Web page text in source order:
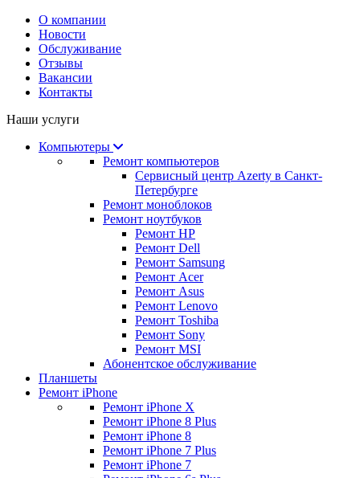
О компании
Новости
Обслуживание
Отзывы
Вакансии
Контакты
Наши услуги
Компьютеры
Ремонт компьютеров
Сервисный центр Azerty в Санкт-
Петербурге
Ремонт моноблоков
Ремонт ноутбуков
Ремонт HP
Ремонт Dell
Ремонт Samsung
Ремонт Acer
Ремонт Asus
Ремонт Lenovo
Ремонт Toshiba
Ремонт Sony
Ремонт MSI
Абонентское обслуживание
Планшеты
Ремонт iPhone
Ремонт iPhone X
Ремонт iPhone 8 Plus
Ремонт iPhone 8
Ремонт iPhone 7 Plus
Ремонт iPhone 7